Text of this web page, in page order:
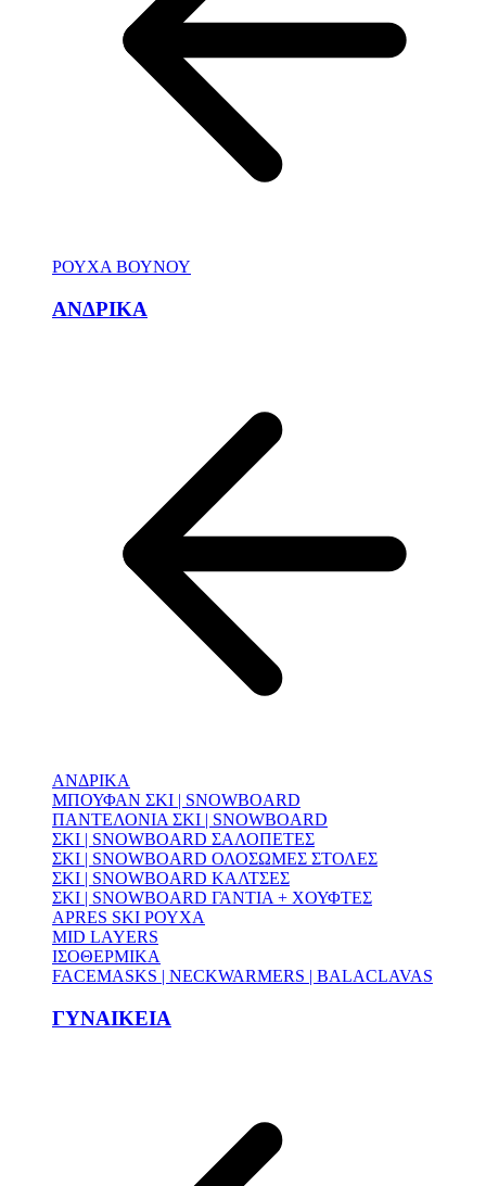
ΡΟΥΧΑ ΒΟΥΝΟΥ
ΑΝΔΡΙΚΑ
ΑΝΔΡΙΚΑ
ΜΠΟΥΦΑΝ ΣΚΙ | SNOWBOARD
ΠΑΝΤΕΛΟΝΙΑ ΣΚΙ | SNOWBOARD
ΣΚΙ | SNOWBOARD ΣΑΛΟΠΕΤΕΣ
ΣΚΙ | SNOWBOARD ΟΛΟΣΩΜΕΣ ΣΤΟΛΕΣ
ΣΚΙ | SNOWBOARD ΚΑΛΤΣΕΣ
ΣΚΙ | SNOWBOARD ΓΑΝΤΙΑ + ΧΟΥΦΤΕΣ
APRES SKI ΡΟΥΧΑ
MID LAYERS
ΙΣΟΘΕΡΜΙΚΑ
FACEMASKS | NECKWARMERS | BALACLAVAS
ΓΥΝΑΙΚΕΙΑ